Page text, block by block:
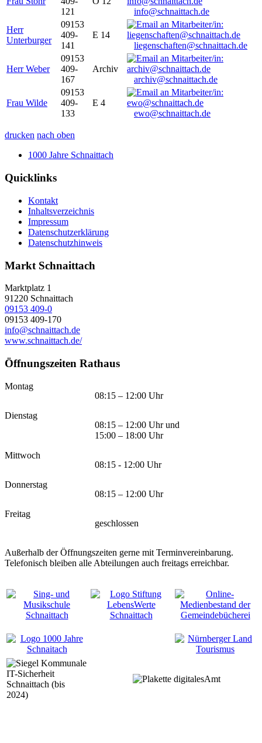
121
info@schnaittach.de
Herr
Unterburger
09153
409-
141
E 14
liegenschaften@schnaittach.de
Herr Weber
09153
409-
167
Archiv
archiv@schnaittach.de
Frau Wilde
09153
409-
133
E 4
ewo@schnaittach.de
drucken nach oben
1000 Jahre Schnaittach
Quicklinks
Kontakt
Inhaltsverzeichnis
Impressum
Datenschutzerklärung
Datenschutzhinweis
Markt Schnaittach
Marktplatz 1
91220 Schnaittach
09153 409-0
09153 409-170
info@schnaittach.de
www.schnaittach.de/
Öffnungszeiten Rathaus
Montag
08:15 – 12:00 Uhr
Dienstag
08:15 – 12:00 Uhr und
15:00 – 18:00 Uhr
Mittwoch
08:15 - 12:00 Uhr
Donnerstag
08:15 – 12:00 Uhr
Freitag
geschlossen
Außerhalb der Öffnungszeiten gerne mit Terminvereinbarung.
Telefonisch bleiben alle Abteilungen auch freitags erreichbar.